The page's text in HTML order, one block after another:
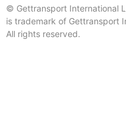
© Gettransport International
is trademark of Gettransport
All rights reserved.